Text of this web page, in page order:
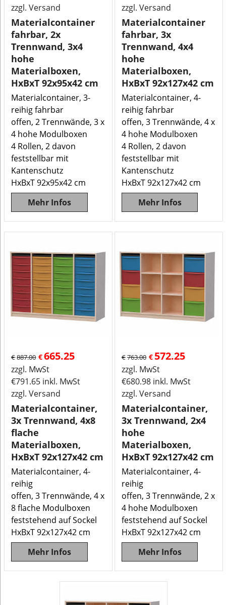
zzgl. Versand
Materialcontainer
fahrbar, 2x
Trennwand, 3x4
hohe
Materialboxen,
HxBxT 92x95x42 cm
Materialcontainer, 3-
reihig fahrbar
offen, 2 Trennwände, 3 x
4 hohe Modulboxen
4 Rollen, 2 davon
feststellbar mit
Kantenschutz
HxBxT 92x95x42 cm
Mehr Infos
zzgl. Versand
Materialcontainer
fahrbar, 3x
Trennwand, 4x4
hohe
Materialboxen,
HxBxT 92x127x42 cm
Materialcontainer, 4-
reihig fahrbar
offen, 3 Trennwände, 4 x
4 hohe Modulboxen
4 Rollen, 2 davon
feststellbar mit
Kantenschutz
HxBxT 92x127x42 cm
Mehr Infos
€887.00 €665.25
zzgl. MwSt
€791.65 inkl. MwSt
zzgl. Versand
Materialcontainer,
3x Trennwand, 4x8
flache
Materialboxen,
HxBxT 92x127x42 cm
Materialcontainer, 4-
reihig
offen, 3 Trennwände, 4 x
8 flache Modulboxen
feststehend auf Sockel
HxBxT 92x127x42 cm
Mehr Infos
€763.00 € 572.25
zzgl. MwSt
€680.98 inkl. MwSt
zzgl. Versand
Materialcontainer,
3x Trennwand, 2x4
hohe
Materialboxen,
HxBxT 92x127x42 cm
Materialcontainer, 4-
reihig
offen, 3 Trennwände, 2 x
4 hohe Modulboxen
feststehend auf Sockel
HxBxT 92x127x42 cm
Mehr Infos